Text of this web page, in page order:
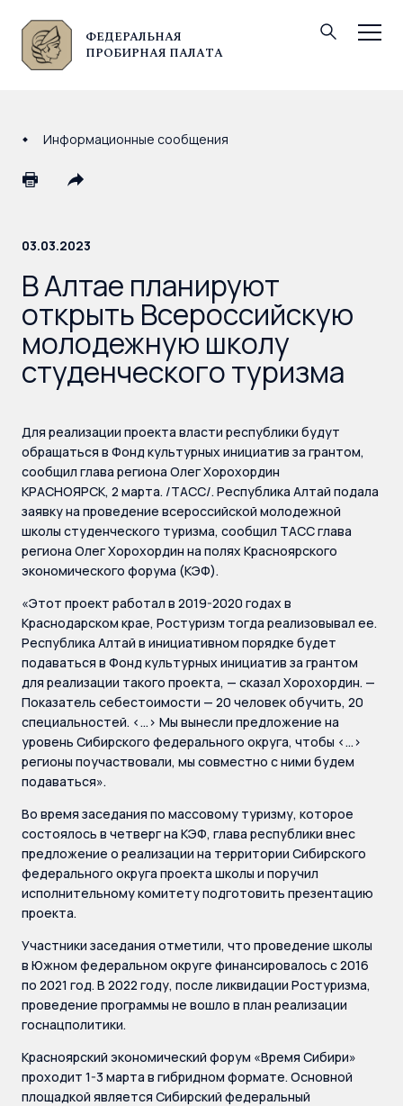
ФЕДЕРАЛЬНАЯ
ПРОБИРНАЯ ПАЛАТА
© Федеральная пробирная палата, 2026
Информационные сообщения
03.03.2023
В Алтае планируют
открыть Всероссийскую
молодежную школу
студенческого туризма
Для реализации проекта власти республики будут
обращаться в Фонд культурных инициатив за грантом,
сообщил глава региона Олег Хорохордин
КРАСНОЯРСК, 2 марта. /ТАСС/. Республика Алтай подала
заявку на проведение всероссийской молодежной
школы студенческого туризма, сообщил ТАСС глава
региона Олег Хорохордин на полях Красноярского
экономического форума (КЭФ).
«Этот проект работал в 2019-2020 годах в
Краснодарском крае, Ростуризм тогда реализовывал ее.
Республика Алтай в инициативном порядке будет
подаваться в Фонд культурных инициатив за грантом
для реализации такого проекта, — сказал Хорохордин. —
Показатель себестоимости — 20 человек обучить, 20
специальностей. <…> Мы вынесли предложение на
уровень Сибирского федерального округа, чтобы <…>
регионы поучаствовали, мы совместно с ними будем
подаваться».
Во время заседания по массовому туризму, которое
состоялось в четверг на КЭФ, глава республики внес
предложение о реализации на территории Сибирского
федерального округа проекта школы и поручил
исполнительному комитету подготовить презентацию
проекта.
Участники заседания отметили, что проведение школы
в Южном федеральном округе финансировалось с 2016
по 2021 год. В 2022 году, после ликвидации Ростуризма,
проведение программы не вошло в план реализации
госнацполитики.
Красноярский экономический форум «Время Сибири»
проходит 1-3 марта в гибридном формате. Основной
площадкой является Сибирский федеральный